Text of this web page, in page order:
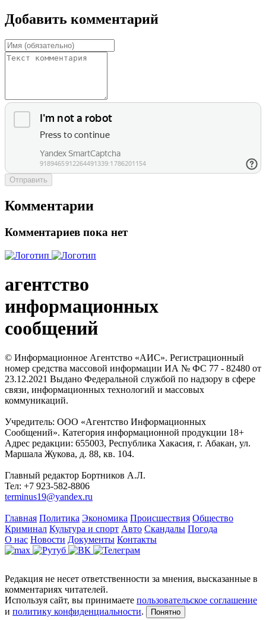
Добавить комментарий
Отправить
Комментарии
Комментариев пока нет
агентство
информационных
сообщений
© Информационное Агентство «АИС». Регистрационный
номер средства массовой информации ИА № ФС 77 - 82480 от
23.12.2021 Выдано Федеральной службой по надзору в сфере
связи, информационных технологий и массовых
коммуникаций.
Учредитель: ООО «Агентство Информационных
Сообщений». Категория информационной продукции 18+
Адрес редакции: 655003, Республика Хакасия, г. Абакан, ул.
Маршала Жукова, д. 88, кв. 104.
Главный редактор Бортников А.Л.
Тел: +7 923-582-8806
terminus19@yandex.ru
Главная Политика Экономика Происшествия Общество
Криминал Культура и спорт Авто Скандалы Погода
О нас Новости Документы Контакты
Редакция не несет ответственности за мнения, высказанные в
комментариях читателей.
Используя сайт, вы принимаете пользовательское соглашение
и политику конфиденциальности. Понятно